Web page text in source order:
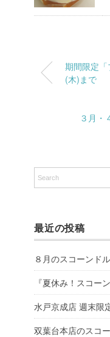
期間限定
(木)まで
３月・
最近の投稿
８月のスコーンド
『夏休み！スコー
水戸京成店 週末限
双葉台本店のスコ